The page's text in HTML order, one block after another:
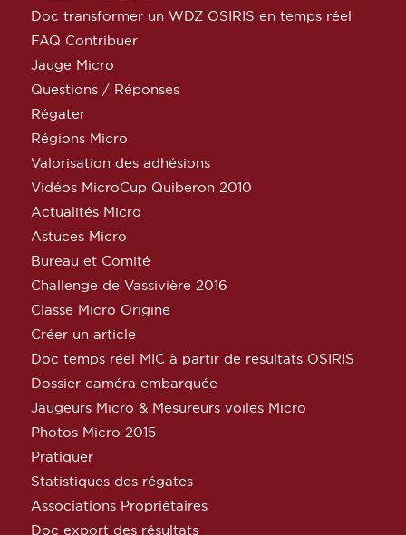
Doc transformer un WDZ OSIRIS en temps réel
FAQ Contribuer
Jauge Micro
Questions / Réponses
Régater
Régions Micro
Valorisation des adhésions
Vidéos MicroCup Quiberon 2010
Actualités Micro
Astuces Micro
Bureau et Comité
Challenge de Vassivière 2016
Classe Micro Origine
Créer un article
Doc temps réel MIC à partir de résultats OSIRIS
Dossier caméra embarquée
Jaugeurs Micro & Mesureurs voiles Micro
Photos Micro 2015
Pratiquer
Statistiques des régates
Associations Propriétaires
Doc export des résultats